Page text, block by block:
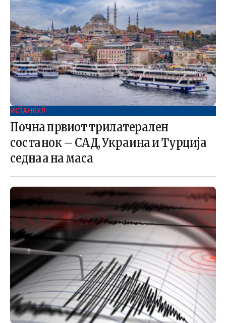
ИСТАНБУЛ
Почна првиот трилатерален
состанок – САД, Украина и Турција
седнаа на маса